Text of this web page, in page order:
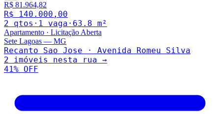
R$ 81.964,82
R$ 140.000,00
2 qtos · 1 vaga · 63.8 m²
Apartamento · Licitação Aberta
Sete Lagoas — MG
Recanto Sao Jose · Avenida Romeu Silva
2 imóveis nesta rua →
41% OFF